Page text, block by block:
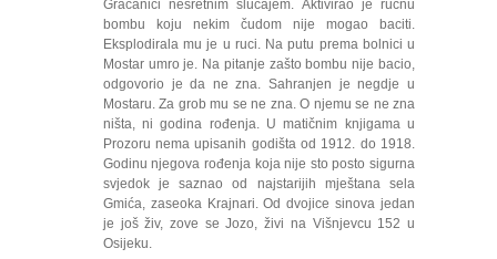
Gračanici nesretnim slučajem. Aktivirao je ručnu
bombu koju nekim čudom nije mogao baciti.
Eksplodirala mu je u ruci. Na putu prema bolnici u
Mostar umro je. Na pitanje zašto bombu nije bacio,
odgovorio je da ne zna. Sahranjen je negdje u
Mostaru. Za grob mu se ne zna. O njemu se ne zna
ništa, ni godina rođenja. U matičnim knjigama u
Prozoru nema upisanih godišta od 1912. do 1918.
Godinu njegova rođenja koja nije sto posto sigurna
svjedok je saznao od najstarijih mještana sela
Gmića, zaseoka Krajnari. Od dvojice sinova jedan
je još živ, zove se Jozo, živi na Višnjevcu 152 u
Osijeku.